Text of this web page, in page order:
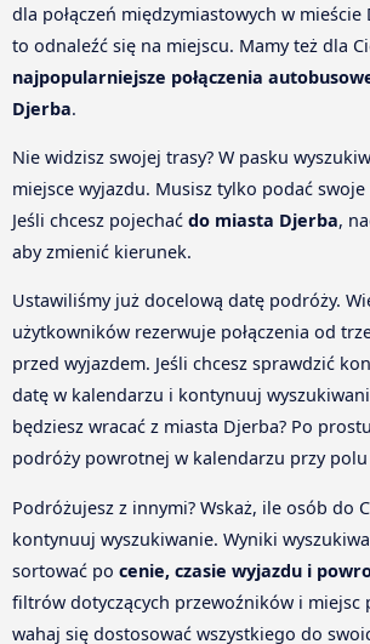
dla połączeń międzymiastowych w mieście
to odnaleźć się na miejscu. Mamy też dla
najpopularniejsze połączenia
Djerba.
Nie widzisz swojej trasy? W pasku
miejsce wyjazdu. Musisz tylko podać
Jeśli chcesz pojechać do miasta Djerba,
aby zmienić kierunek.
Ustawiliśmy już docelową datę podróży.
użytkowników rezerwuje połączenia od
przed wyjazdem. Jeśli chcesz sprawdzić
datę w kalendarzu i kontynuuj
będziesz wracać z miasta Djerba? Po
podróży powrotnej w kalendarzu przy
Podróżujesz z innymi? Wskaż, ile osób do
kontynuuj wyszukiwanie. Wyniki
sortować po cenie, czasie wyjazdu i
filtrów dotyczących przewoźników i miejsc
wahaj się dostosować wszystkiego do